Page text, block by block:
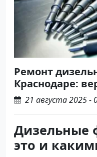
Ремонт
Краснодаре:
автомобилю
экономичность
21 августа 2025 -
Дизельные
это и